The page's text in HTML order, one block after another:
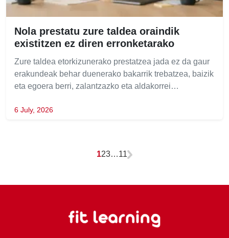
Nola prestatu zure taldea oraindik
existitzen ez diren erronketarako
Zure taldea etorkizunerako prestatzea jada ez da gaur
erakundeak behar duenerako bakarrik trebatzea, baizik
eta egoera berri, zalantzazko eta aldakorrei…
6 July, 2026
123…11